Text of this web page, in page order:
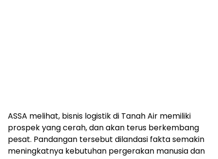
ASSA melihat, bisnis logistik di Tanah Air memiliki
prospek yang cerah, dan akan terus berkembang
pesat. Pandangan tersebut dilandasi fakta semakin
meningkatnya kebutuhan pergerakan manusia dan